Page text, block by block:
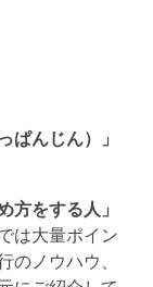
ぱんじん）」
方をする人」
は大量ポイン
のノウハウ、